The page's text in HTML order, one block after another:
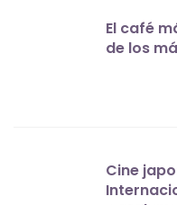
El café
de los
Cine